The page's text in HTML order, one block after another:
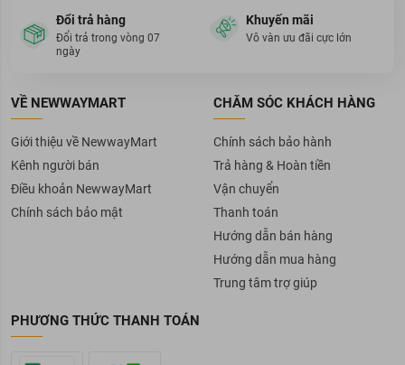
Đổi trả hàng
Đổi trả trong vòng 07
ngày
Khuyến mãi
Vô vàn ưu đãi cực lớn
VỀ NEWWAYMART
Giới thiệu về NewwayMart
Kênh người bán
Điều khoản NewwayMart
Chính sách bảo mật
CHĂM SÓC KHÁCH HÀNG
Chính sách bảo hành
Trả hàng & Hoàn tiền
Vận chuyển
Thanh toán
Hướng dẫn bán hàng
Hướng dẫn mua hàng
Trung tâm trợ giúp
PHƯƠNG THỨC THANH TOÁN